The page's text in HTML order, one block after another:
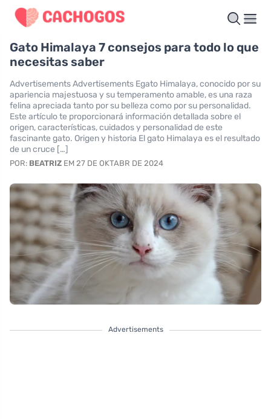
Gato Himalaya 7 consejos para todo lo que
necesitas saber
Advertisements Advertisements Egato Himalaya, conocido por su
apariencia majestuosa y su temperamento amable, es una raza
felina apreciada tanto por su belleza como por su personalidad.
Este artículo te proporcionará información detallada sobre el
origen, características, cuidados y personalidad de este
fascinante gato. Origen y historia El gato Himalaya es el resultado
de un cruce […]
POR: BEATRIZ EM 27 DE OKTABR DE 2024
Advertisements